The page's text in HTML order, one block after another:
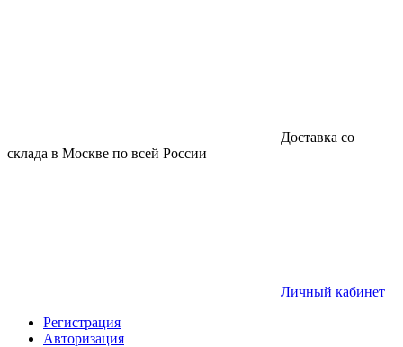
Доставка со
склада в Москве по всей Роcсии
Личный кабинет
Регистрация
Авторизация